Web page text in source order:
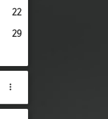
22
29